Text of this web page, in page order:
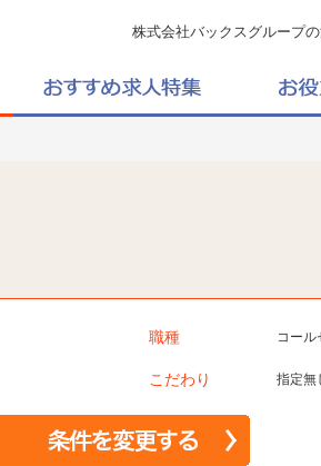
株式会社バックスグループ
職種 コール
こだわり 指定無